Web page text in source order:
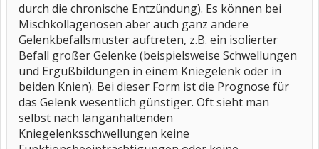
durch die chronische Entzündung). Es können bei
Mischkollagenosen aber auch ganz andere
Gelenkbefallsmuster auftreten, z.B. ein isolierter
Befall großer Gelenke (beispielsweise Schwellungen
und Ergußbildungen in einem Kniegelenk oder in
beiden Knien). Bei dieser Form ist die Prognose für
das Gelenk wesentlich günstiger. Oft sieht man
selbst nach langanhaltenden
Kniegelenksschwellungen keine